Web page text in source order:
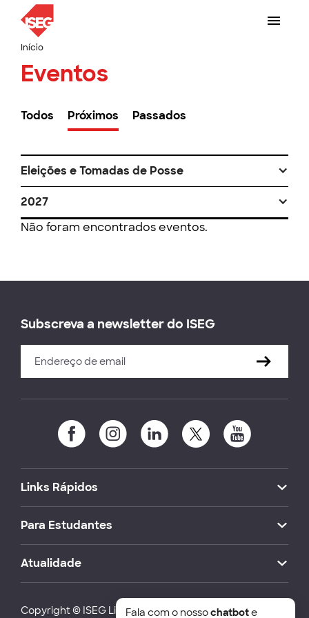
Início
Eventos
Todos Próximos Passados
Eleições e Tomadas de Posse
2027
Não foram encontrados eventos.
Subscreva a newsletter do ISEG
Links Rápidos
Para Estudantes
Atualidade
Copyright © ISEG Lisbon School of Economics and
Fala com o nossochatbote